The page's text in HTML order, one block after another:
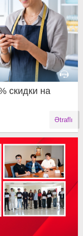
скидки на
Ətraflı